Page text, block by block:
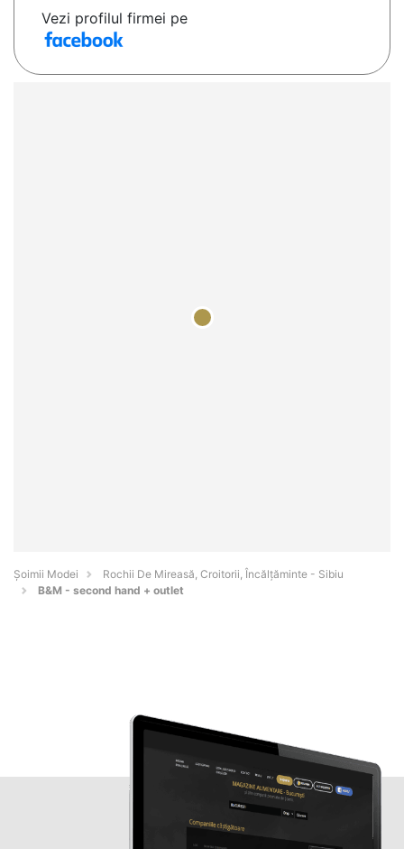
Vezi profilul firmei pe
Șoimii Modei
Rochii De Mireasă, Croitorii, Încălțăminte - Sibiu
B&M - second hand + outlet